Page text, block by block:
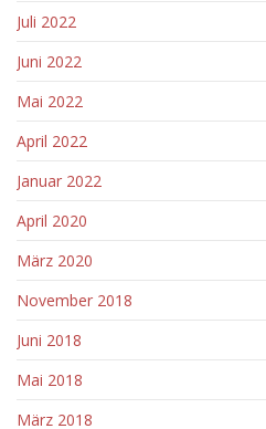
Juli 2022
Juni 2022
Mai 2022
April 2022
Januar 2022
April 2020
März 2020
November 2018
Juni 2018
Mai 2018
März 2018